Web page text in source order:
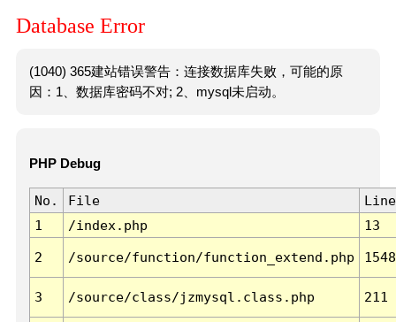
Database Error
(1040) 365建站错误警告：连接数据库失败，可能的原
因：1、数据库密码不对; 2、mysql未启动。
PHP Debug
No. File
Line
1
/index.php 13
2 /source/function/function_extend.php 1548
3 /source/class/jzmysql.class.php 211